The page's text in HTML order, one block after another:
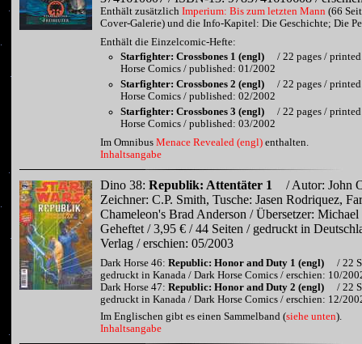
Enthält zusätzlichImperium: Bis zum letzten Mann (66
Cover-Galerie) und die Info-Kapitel: Die Geschichte; Die
Enthält die Einzelcomic-Hefte:
Starfighter: Crossbones 1 (engl)
/ 22 pages /
Horse Comics / published: 01/2002
Starfighter: Crossbones 2 (engl)
/ 22 pages /
Horse Comics / published: 02/2002
Starfighter: Crossbones 3 (engl)
/ 22 pages /
Horse Comics / published: 03/2002
Im OmnibusMenace Revealed (engl) enthalten.
Inhaltsangabe
Dino 38:Republik: Attentäter 1
/ Autor: John
Zeichner: C.P. Smith, Tusche: Jasen Rodriquez,
Chameleon's Brad Anderson / Übersetzer:
Geheftet / 3,95 € / 44 Seiten / gedruckt in
Verlag / erschien: 05/2003
Dark Horse 46:Republic: Honor and Duty 1 (engl)
/ 22
gedruckt in Kanada / Dark Horse Comics / erschien: 10/
Dark Horse 47:Republic: Honor and Duty 2 (engl)
/ 22
gedruckt in Kanada / Dark Horse Comics / erschien: 12/
Im Englischen gibt es einen Sammelband (siehe unten).
Inhaltsangabe